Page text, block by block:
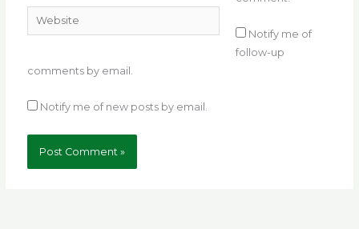
Website
Notify me of
follow-up
comments by email.
Notify me of new posts by email.